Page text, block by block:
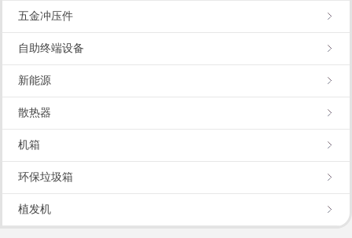
五金冲压件
自助终端设备
新能源
散热器
机箱
环保垃圾箱
植发机